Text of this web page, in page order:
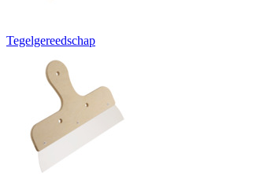
Tegelgereedschap